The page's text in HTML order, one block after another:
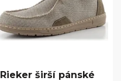
Rieker širší pánské